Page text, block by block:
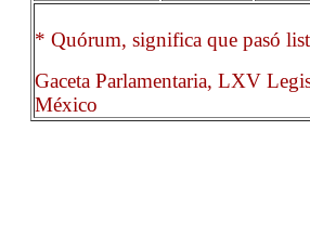
* Quórum, significa que pasó
Gaceta Parlamentaria, LXV
México